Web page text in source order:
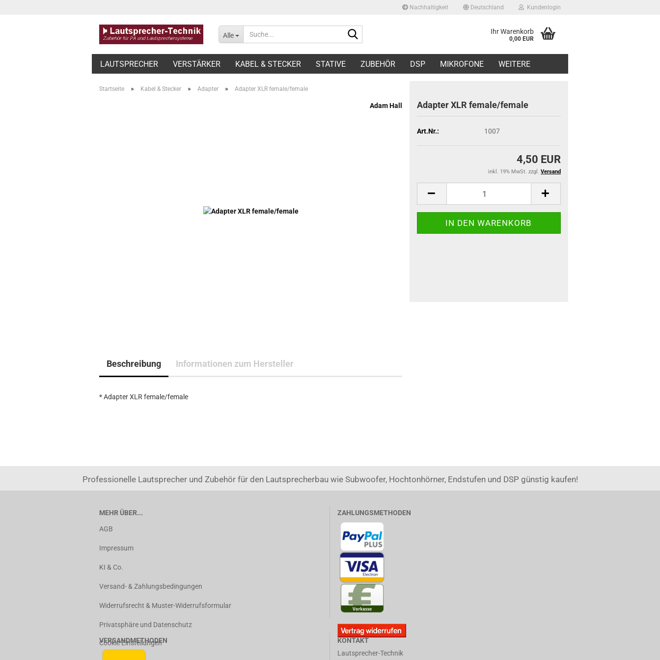
Nachhaltigkeit Deutschland Kundenlogin
E-Mail
Konto erstellen
Alle Ihr Warenkorb
0,00 EUR
LAUTSPRECHER VERSTÄRKER KABEL & STECKER STATIVE ZUBEHÖR DSP MIKROFONE WEITERE
Startseite » Kabel & Stecker » Adapter » Adapter XLR female/female
Adam Hall Adapter XLR female/female
Art.Nr.: 1007
4,50 EUR
inkl. 19% MwSt. zzgl. Versand
Beschreibung Informationen zum Hersteller
* Adapter XLR female/female
Professionelle Lautsprecher und Zubehör für den Lautsprecherbau wie Subwoofer, Hochtonhörner, Endstufen und DSP günstig kaufen!
MEHR ÜBER...
AGB
Impressum
KI & Co.
Versand- & Zahlungsbedingungen
Widerrufsrecht & Muster-Widerrufsformular
Privatsphäre und Datenschutz
Cookie Einstellungen
ZAHLUNGSMETHODEN
VERSANDMETHODEN
KONTAKT
Lautsprecher-Technik